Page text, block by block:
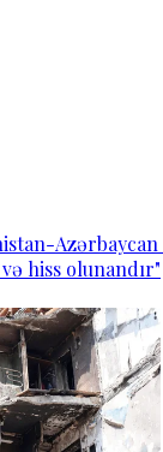
hiss olunandır"